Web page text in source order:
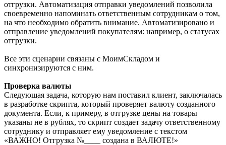
отгрузки. Автоматизация отправки уведомлений позволила
своевременно напоминать ответственным сотрудникам о том,
на что необходимо обратить внимание. Автоматизировано и
отправление уведомлений покупателям: например, о статусах
отгрузки.
Все эти сценарии связаны с МоимСкладом и
синхронизируются с ним.
Проверка валюты
Следующая задача, которую нам поставил клиент, заключалась
в разработке скрипта, который проверяет валюту созданного
документа. Если, к примеру, в отгрузке цены на товары
указаны не в рублях, то скрипт создает задачу ответственному
сотруднику и отправляет ему уведомление с текстом
«ВАЖНО! Отгрузка №____ создана в ВАЛЮТЕ!»